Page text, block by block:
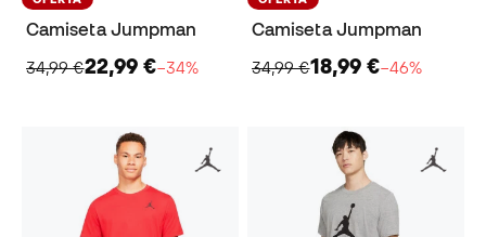
Camiseta Jumpman
34,99 €22,99 €−34%
Camiseta Jumpman
34,99 €18,99 €−46%